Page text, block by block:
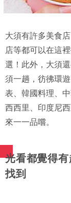
大須有許多美食
店等都可以在這
選！此外，大須
須一趟，彷彿環
表、韓國料理、
西西里、印度尼
來一一品嚐。
光看都覺得
找到